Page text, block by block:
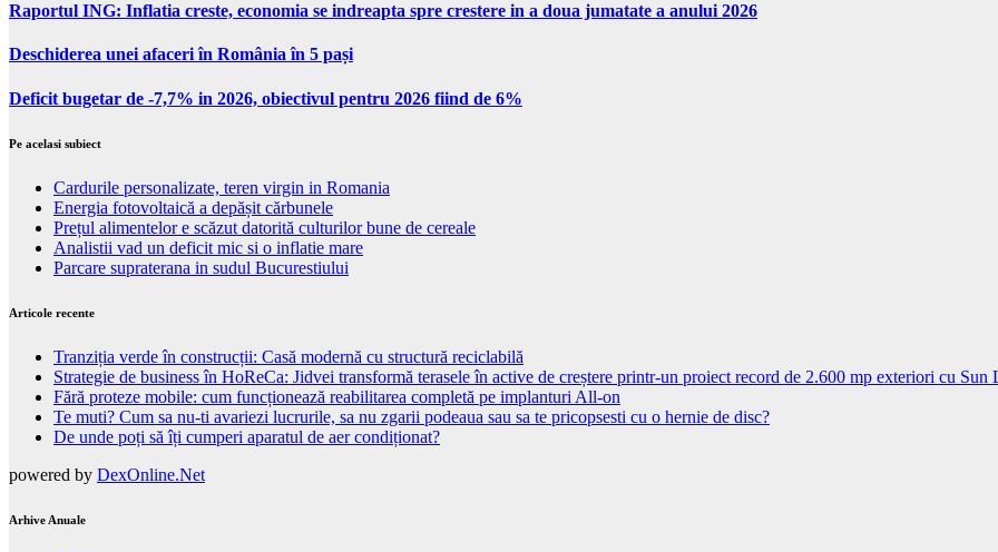
Raportul ING: Inflatia creste, economia se indreapta spre crestere in a doua jumatate a anului 2026
Deschiderea unei afaceri în România în 5 pași
Deficit bugetar de -7,7% in 2026, obiectivul pentru 2026 fiind de 6%
Pe acelasi subiect
Cardurile personalizate, teren virgin in Romania
Energia fotovoltaică a depășit cărbunele
Prețul alimentelor e scăzut datorită culturilor bune de cereale
Analistii vad un deficit mic si o inflatie mare
Parcare supraterana in sudul Bucurestiului
Articole recente
Tranziția verde în construcții: Casă modernă cu structură reciclabilă
Strategie de business în HoReCa: Jidvei transformă terasele în active de creștere printr-un proiect record de 2.600 mp exteriori cu Sun
Fără proteze mobile: cum funcționează reabilitarea completă pe implanturi All-on
Te muti? Cum sa nu-ti avariezi lucrurile, sa nu zgarii podeaua sau sa te pricopsesti cu o hernie de disc?
De unde poți să îți cumperi aparatul de aer condiționat?
powered by DexOnline.Net
Arhive Anuale